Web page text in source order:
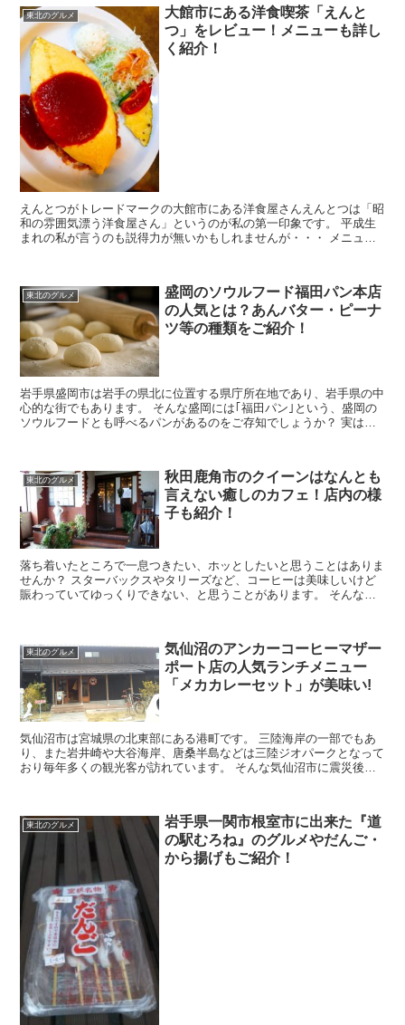
東北のグルメ
大館市にある洋食喫茶「えんと
つ」をレビュー！メニューも詳し
く紹介！
えんとつがトレードマークの大館市にある洋食屋さんえんとつは「昭
和の雰囲気漂う洋食屋さん」というのが私の第一印象です。 平成生
まれの私が言うのも説得力が無いかもしれませんが・・・ メニュー
東北のグルメ
盛岡のソウルフード福田パン本店
の人気とは？あんバター・ピーナ
ツ等の種類をご紹介！
岩手県盛岡市は岩手の県北に位置する県庁所在地であり、岩手県の中
心的な街でもあります。 そんな盛岡には｢福田パン｣という、盛岡の
ソウルフードとも呼べるパンがあるのをご存知でしょうか？ 実はこ
東北のグルメ
秋田鹿角市のクイーンはなんとも
言えない癒しのカフェ！店内の様
子も紹介！
落ち着いたところで一息つきたい、ホッとしたいと思うことはありま
せんか？ スターバックスやタリーズなど、コーヒーは美味しいけど
賑わっていてゆっくりできない、と思うことがあります。 そんな時
東北のグルメ
気仙沼のアンカーコーヒーマザー
ポート店の人気ランチメニュー
「メカカレーセット」が美味い!
気仙沼市は宮城県の北東部にある港町です。 三陸海岸の一部でもあ
り、また岩井崎や大谷海岸、唐桑半島などは三陸ジオパークとなって
おり毎年多くの観光客が訪れています。 そんな気仙沼市に震災後の
東北のグルメ
岩手県一関市根室市に出来た『道
の駅むろね』のグルメやだんご・
から揚げもご紹介！